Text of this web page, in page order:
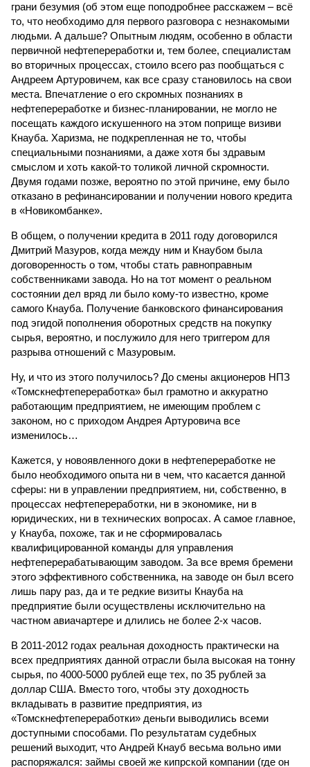
грани безумия (об этом еще поподробнее расскажем – всё
то, что необходимо для первого разговора с незнакомыми
людьми. А дальше? Опытным людям, особенно в области
первичной нефтепереработки и, тем более, специалистам
во вторичных процессах, стоило всего раз пообщаться с
Андреем Артуровичем, как все сразу становилось на свои
места. Впечатление о его скромных познаниях в
нефтепереработке и бизнес-планировании, не могло не
посещать каждого искушенного на этом поприще визиви
Кнауба. Харизма, не подкрепленная не то, чтобы
специальными познаниями, а даже хотя бы здравым
смыслом и хоть какой-то толикой личной скромности.
Двумя годами позже, вероятно по этой причине, ему было
отказано в рефинансировании и получении нового кредита
в «Новикомбанке».
В общем, о получении кредита в 2011 году договорился
Дмитрий Мазуров, когда между ним и Кнаубом была
договоренность о том, чтобы стать равноправным
собственниками завода. Но на тот момент о реальном
состоянии дел вряд ли было кому-то известно, кроме
самого Кнауба. Получение банковского финансирования
под эгидой пополнения оборотных средств на покупку
сырья, вероятно, и послужило для него триггером для
разрыва отношений с Мазуровым.
Ну, и что из этого получилось? До смены акционеров НПЗ
«Томскнефтепереработка» был грамотно и аккуратно
работающим предприятием, не имеющим проблем с
законом, но с приходом Андрея Артуровича все
изменилось…
Кажется, у новоявленного доки в нефтепереработке не
было необходимого опыта ни в чем, что касается данной
сферы: ни в управлении предприятием, ни, собственно, в
процессах нефтепереработки, ни в экономике, ни в
юридических, ни в технических вопросах. А самое главное,
у Кнауба, похоже, так и не сформировалась
квалифицированной команды для управления
нефтеперерабатывающим заводом. За все время бремени
этого эффективного собственника, на заводе он был всего
лишь пару раз, да и те редкие визиты Кнауба на
предприятие были осуществлены исключительно на
частном авиачартере и длились не более 2-х часов.
В 2011-2012 годах реальная доходность практически на
всех предприятиях данной отрасли была высокая на тонну
сырья, по 4000-5000 рублей еще тех, по 35 рублей за
доллар США. Вместо того, чтобы эту доходность
вкладывать в развитие предприятия, из
«Томскнефтепереработки» деньги выводились всеми
доступными способами. По результатам судебных
решений выходит, что Андрей Кнауб весьма вольно ими
распоряжался: займы своей же кипрской компании (где он